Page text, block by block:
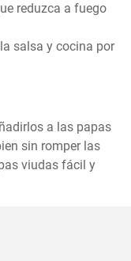
reduzca a fuego
salsa y cocina por
a las papas
sin romper las
viudas fácil y